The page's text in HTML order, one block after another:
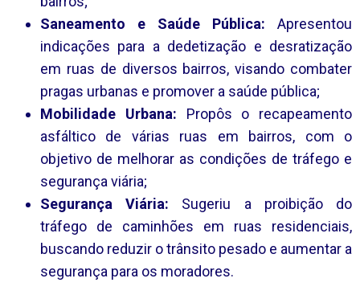
Saneamento e Saúde Pública: Apresentou
indicações para a dedetização e desratização
em ruas de diversos bairros, visando combater
pragas urbanas e promover a saúde pública;
Mobilidade Urbana: Propôs o recapeamento
asfáltico de várias ruas em bairros, com o
objetivo de melhorar as condições de tráfego e
segurança viária;
Segurança Viária: Sugeriu a proibição do
tráfego de caminhões em ruas residenciais,
buscando reduzir o trânsito pesado e aumentar a
segurança para os moradores.